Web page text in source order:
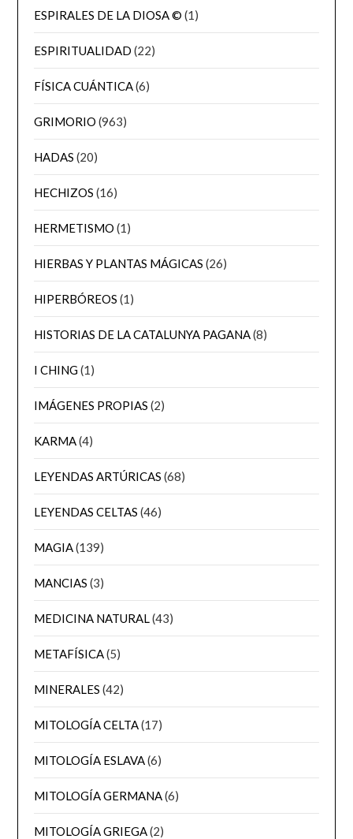
ESPIRALES DE LA DIOSA © (1)
ESPIRITUALIDAD (22)
FÍSICA CUÁNTICA(6)
GRIMORIO (963)
HADAS (20)
HECHIZOS (16)
HERMETISMO (1)
HIERBAS Y PLANTAS MÁGICAS (26)
HIPERBÓREOS (1)
HISTORIAS DE LA CATALUNYA PAGANA(8)
I CHING(1)
IMÁGENES PROPIAS (2)
KARMA(4)
LEYENDAS ARTÚRICAS (68)
LEYENDAS CELTAS (46)
MAGIA(139)
MANCIAS (3)
MEDICINA NATURAL(43)
METAFÍSICA(5)
MINERALES (42)
MITOLOGÍA CELTA(17)
MITOLOGÍA ESLAVA(6)
MITOLOGÍA GERMANA(6)
MITOLOGÍA GRIEGA(2)